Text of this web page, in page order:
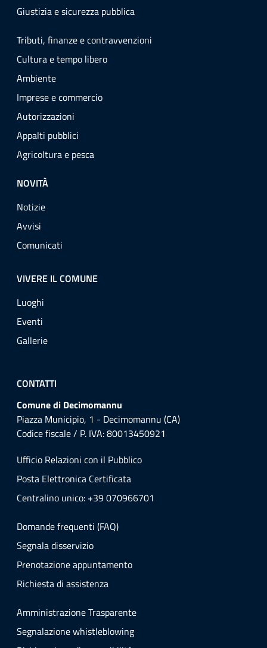
Giustizia e sicurezza pubblica
Tributi, finanze e contravvenzioni
Cultura e tempo libero
Ambiente
Imprese e commercio
Autorizzazioni
Appalti pubblici
Agricoltura e pesca
NOVITÀ
Notizie
Avvisi
Comunicati
VIVERE IL COMUNE
Luoghi
Eventi
Gallerie
CONTATTI
Comune di Decimomannu
Piazza Municipio, 1 - Decimomannu (CA)
Codice fiscale / P. IVA: 80013450921
Ufficio Relazioni con il Pubblico
Posta Elettronica Certificata
Centralino unico: +39 070966701
Domande frequenti (FAQ)
Segnala disservizio
Prenotazione appuntamento
Richiesta di assistenza
Amministrazione Trasparente
Segnalazione whistleblowing